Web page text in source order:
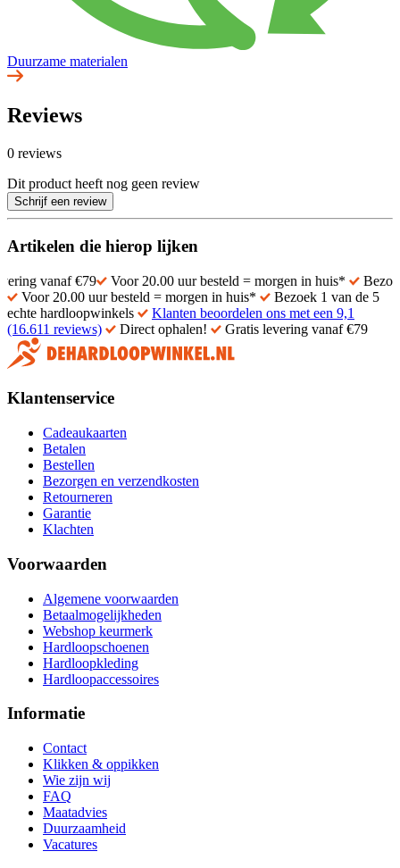
Duurzame materialen
Reviews
0 reviews
Dit product heeft nog geen review
Schrijf een review
Artikelen die hierop lijken
€79 Voor 20.00 uur besteld = morgen in huis*
Bezoek 1 van
Voor 20.00 uur besteld = morgen in huis*
Bezoek 1 van de 5
echte hardloopwinkels
Klanten beoordelen ons met een 9,1
(16.611 reviews)
Direct ophalen! Gratis levering vanaf €79
Klantenservice
Cadeaukaarten
Betalen
Bestellen
Bezorgen en verzendkosten
Retourneren
Garantie
Klachten
Voorwaarden
Algemene voorwaarden
Betaalmogelijkheden
Webshop keurmerk
Hardloopschoenen
Hardloopkleding
Hardloopaccessoires
Informatie
Contact
Klikken & oppikken
Wie zijn wij
FAQ
Maatadvies
Duurzaamheid
Vacatures